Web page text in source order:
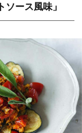
ース風味」